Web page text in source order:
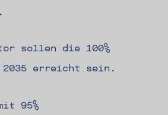
sollen die 100%
erreicht sein.
95%